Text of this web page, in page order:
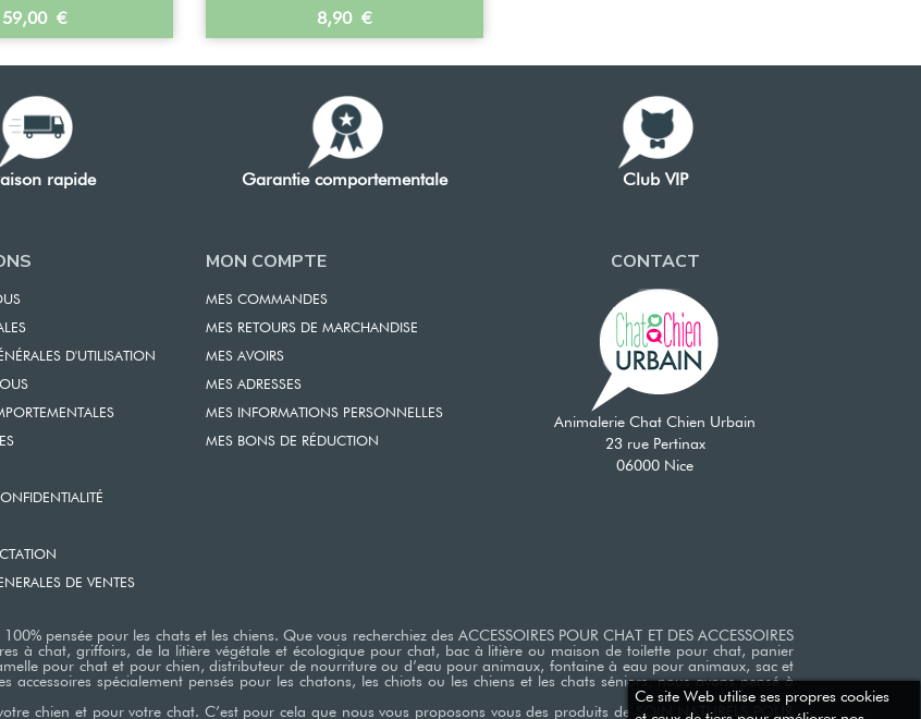
Prix
59,00 €
rapide
Prix
8,90 €
Aperçu rapide
rapide Garantie comportementale Club VIP
D'UTILISATION
DE VENTES
MON COMPTE
MES COMMANDES
MES RETOURS DE MARCHANDISE
MES AVOIRS
MES ADRESSES
MES INFORMATIONS PERSONNELLES
MES BONS DE RÉDUCTION
CONTACT
Animalerie Chat Chien Urbain
23 rue Pertinax
06000 Nice
pensée pour les chats et les chiens. Que vous recherchiez des ACCESSOIRES POUR CHAT ET DES ACCESSOIRES
à chat, griffoirs, de la litière végétale et écologique pour chat, bac à litière ou maison de toilette pour chat, panier
pour chat et pour chien, distributeur de nourriture ou d’eau pour animaux, fontaine à eau pour animaux, sac et
spécialement pensés pour les chatons, les chiots ou les chiens et les chats séniors, nous avons pensé à
chien et pour votre chat. C’est pour cela que nous vous proposons vous des produits de SOIN NATURELS POUR
Ce site Web utilise ses propres cookies